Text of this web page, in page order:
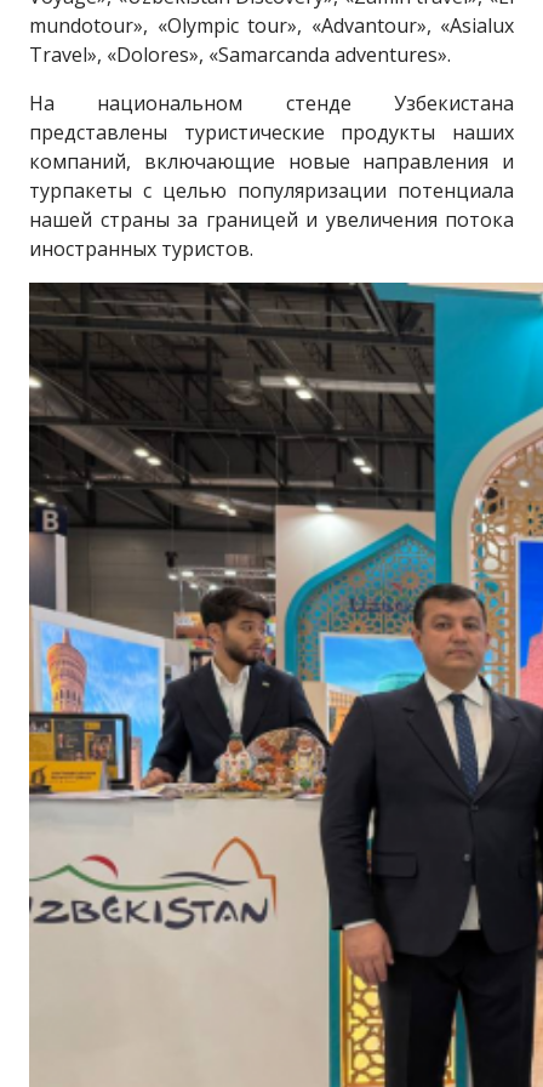
mundotour», «Olympic tour», «Advantour», «Asialux
Travel», «Dolores», «Samarcanda adventures».
На национальном стенде Узбекистана
представлены туристические продукты наших
компаний, включающие новые направления и
турпакеты с целью популяризации потенциала
нашей страны за границей и увеличения потока
иностранных туристов.